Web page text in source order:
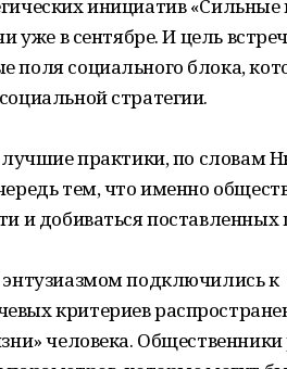
инициатив
уже в сентябре. И цель
социального блока,
стратегии.
лучшие практики, по словам
тем, что именно
и добиваться поставленных
подключились к
критериев
человека. Общественники